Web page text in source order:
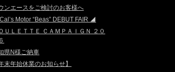
ンエースをご検討のお客様へ
Motor “Beas” DEBUT FAIR ◢
ＵＬＥＴＴＥ ＣＡＭＰＡＩＧＮ ２０
県N様ご納車
年末年始休業のお知らせ】